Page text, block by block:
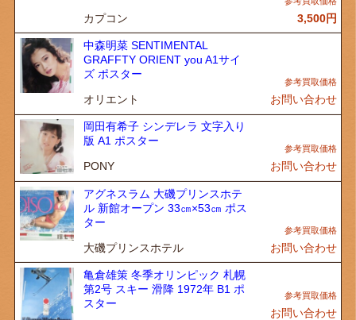
カプコン 3,500円
中森明菜 SENTIMENTAL
GRAFFTY ORIENT you A1サイ
ズ ポスター
オリエント お問い合わせ
岡田有希子 シンデレラ 文字入り
版 A1 ポスター
PONY お問い合わせ
アグネスラム 大磯プリンスホテ
ル 新館オープン 33㎝×53㎝ ポス
ター
大磯プリンスホテル お問い合わせ
亀倉雄策 冬季オリンピック 札幌
第2号 スキー 滑降 1972年 B1 ポ
スター
お問い合わせ